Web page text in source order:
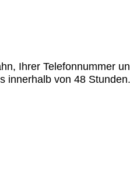
Ihrer Telefonnummer
innerhalb von 48 Stunden.